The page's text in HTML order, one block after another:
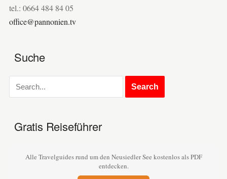
tel.: 0664 484 84 05
office@pannonien.tv
Suche
Gratis Reiseführer
Alle Travelguides rund um den Neusiedler See kostenlos als PDF
entdecken.